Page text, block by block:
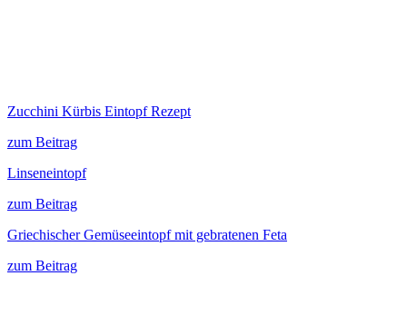
Zucchini Kürbis Eintopf Rezept
zum Beitrag
Linseneintopf
zum Beitrag
Griechischer Gemüseeintopf mit gebratenen Feta
zum Beitrag